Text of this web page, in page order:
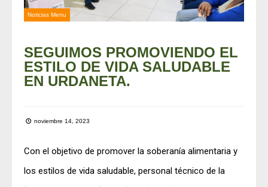
Noticias Menu
SEGUIMOS PROMOVIENDO EL
ESTILO DE VIDA SALUDABLE
EN URDANETA.
noviembre 14, 2023
Con el objetivo de promover la soberanía alimentaria y
los estilos de vida saludable, personal técnico de la